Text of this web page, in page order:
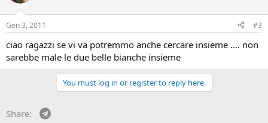
Gen 3, 2011 #3
ciao ragazzi se vi va potremmo anche cercare insieme .... non
sarebbe male le due belle bianche insieme
You must log in or register to reply here.
Share: